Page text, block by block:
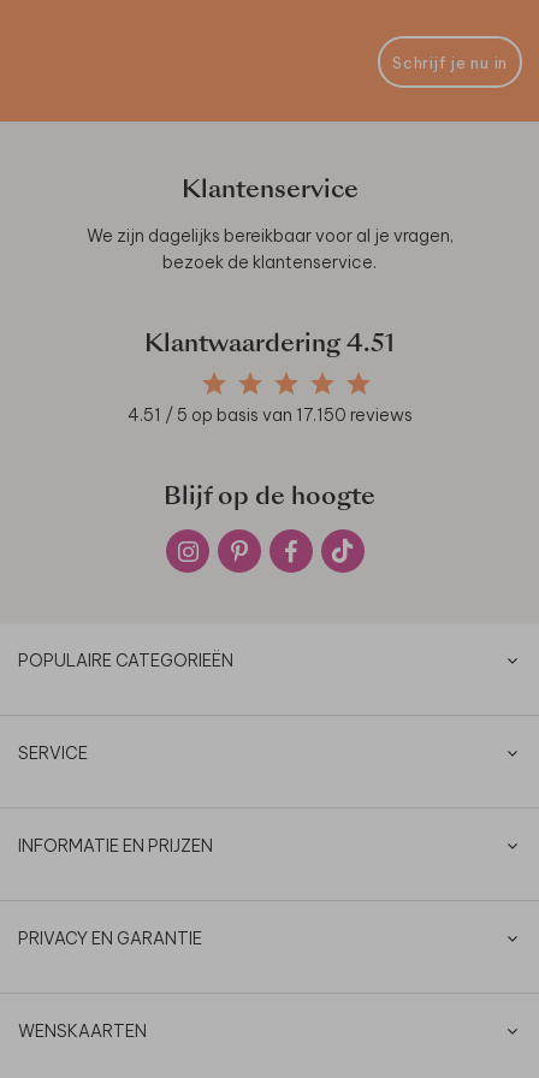
Schrijf je nu in
Klantenservice
We zijn dagelijks bereikbaar voor al je vragen,
bezoek de klantenservice.
Klantwaardering 4.51
4.51 / 5 op basis van 17.150 reviews
Blijf op de hoogte
POPULAIRE CATEGORIEËN
SERVICE
INFORMATIE EN PRIJZEN
PRIVACY EN GARANTIE
WENSKAARTEN